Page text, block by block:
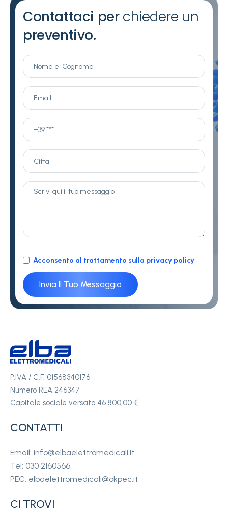
Contattaci perchiedere un
preventivo.
Acconsento al trattamento sulla privacy policy
P.IVA / C.F. 01568340176
Numero REA 246347
Capitale sociale versato 46.800,00 €
CONTATTI
Email: info@elbaelettromedicali.it
Tel: 030 2160566
PEC: elbaelettromedicali@okpec.it
CI TROVI